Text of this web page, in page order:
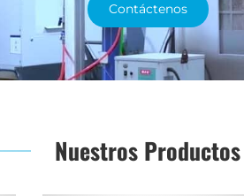
Contáctenos
Nuestros Productos